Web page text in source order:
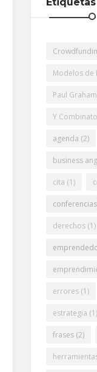
Modelos de
Paul Graham
Y
agenda (2)
business
cita (1)
conferencias
derechos (1)
errores (1)
estrategia (1)
frases (2)